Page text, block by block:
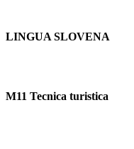
LINGUA SLOVENA
M11 Tecnica turistica